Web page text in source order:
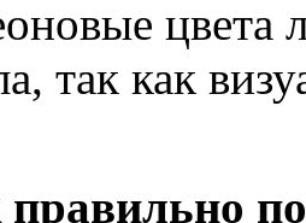
цвета
так как